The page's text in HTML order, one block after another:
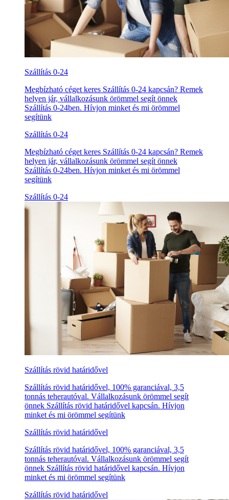
Szállítás 0-24
Megbízható céget keres Szállítás 0-24 kapcsán? Remek
helyen jár, vállalkozásunk örömmel segít önnek
Szállítás 0-24ben. Hívjon minket és mi örömmel
segítünk
Szállítás 0-24
Megbízható céget keres Szállítás 0-24 kapcsán? Remek
helyen jár, vállalkozásunk örömmel segít önnek
Szállítás 0-24ben. Hívjon minket és mi örömmel
segítünk
Szállítás 0-24
Szállítás rövid határidővel
Szállítás rövid határidővel, 100% garanciával, 3,5
tonnás teherautóval. Vállalkozásunk örömmel segít
önnek Szállítás rövid határidővel kapcsán. Hívjon
minket és mi örömmel segítünk
Szállítás rövid határidővel
Szállítás rövid határidővel, 100% garanciával, 3,5
tonnás teherautóval. Vállalkozásunk örömmel segít
önnek Szállítás rövid határidővel kapcsán. Hívjon
minket és mi örömmel segítünk
Szállítás rövid határidővel